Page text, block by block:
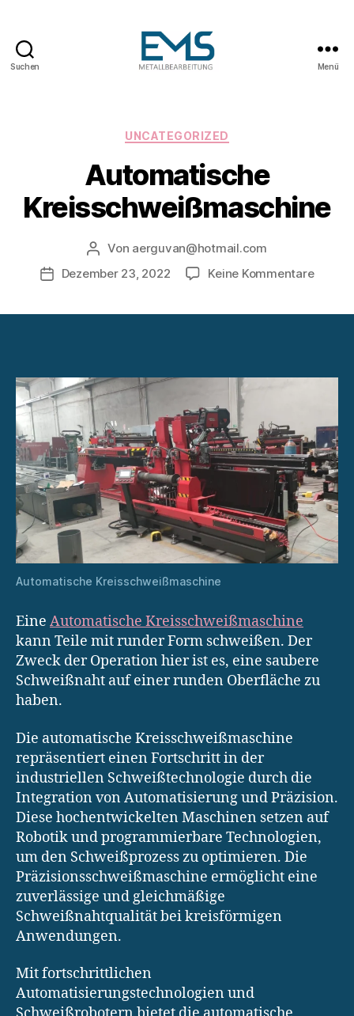
Suchen Menü
Kategorien
UNCATEGORIZED
Automatische
Kreisschweißmaschine
Beitragsautor
Von aerguvan@hotmail.com
Veröffentlichungsdatum
Dezember 23, 2022 Keine Kommentarezu
Automatische Kreisschweißmaschine
Eine Automatische Kreisschweißmaschine
kann Teile mit runder Form schweißen. Der
Zweck der Operation hier ist es, eine saubere
Schweißnaht auf einer runden Oberfläche zu
haben.
Die automatische Kreisschweißmaschine
repräsentiert einen Fortschritt in der
industriellen Schweißtechnologie durch die
Integration von Automatisierung und Präzision.
Diese hochentwickelten Maschinen setzen auf
Robotik und programmierbare Technologien,
um den Schweißprozess zu optimieren. Die
Präzisionsschweißmaschine ermöglicht eine
zuverlässige und gleichmäßige
Schweißnahtqualität bei kreisförmigen
Anwendungen.
Mit fortschrittlichen
Automatisierungstechnologien und